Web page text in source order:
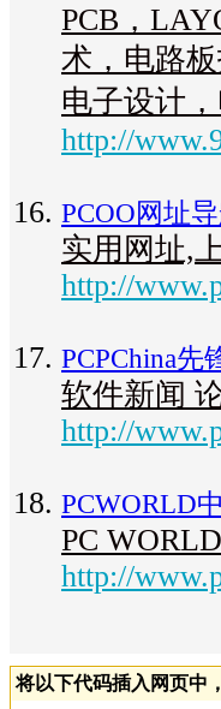
PCB，
术，电路
电子设计
http://
PCOO网址
实用网址,
http://
PCPChina先
软件新闻
http://
PCWORLD
PC
http://
将以下代码插入网页中